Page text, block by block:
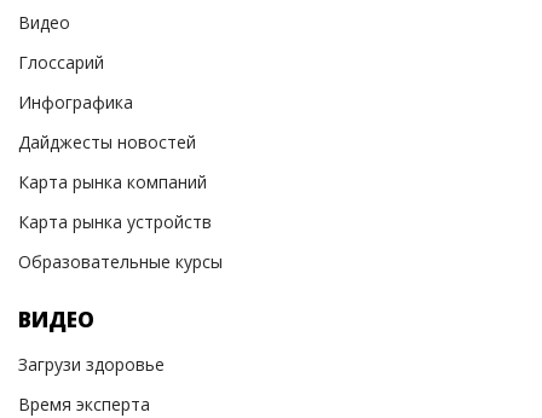
Видео
Глоссарий
Инфографика
Дайджесты новостей
Карта рынка компаний
Карта рынка устройств
Образовательные курсы
ВИДЕО
Загрузи здоровье
Время эксперта